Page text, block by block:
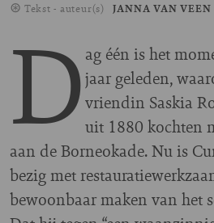
Tekst - auteur(s) JANNA VAN VEEN
D ag één is het
jaar geleden,
vriendin Saskia
uit 1880 kochten
aan de Borneokade. Nu is
bezig met
bewoonbaar maken van het